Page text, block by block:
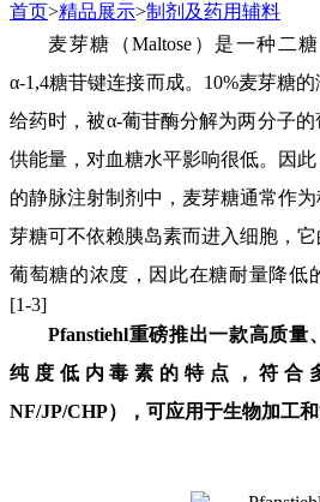
首页>精品展示>制剂及药用辅料
麦芽糖 （Maltose ） 是一种二糖
α-1,4糖苷键连接而成。 10%麦芽糖的
给药时 ，被α-葡苷酶分解为两分子的
供能量， 对血糖水平影响很低。因此
的静脉注射制剂 中，麦芽糖通常作为
芽糖可不依赖胰岛素而进入细胞 ，它
葡萄糖的浓度，因此在糖耐量降低
[1-3]
Pfanstiehl重磅推出一款高质量
纯度低内毒素 的特点 ，符
NF/JP/CHP）， 可应用于生物加工和